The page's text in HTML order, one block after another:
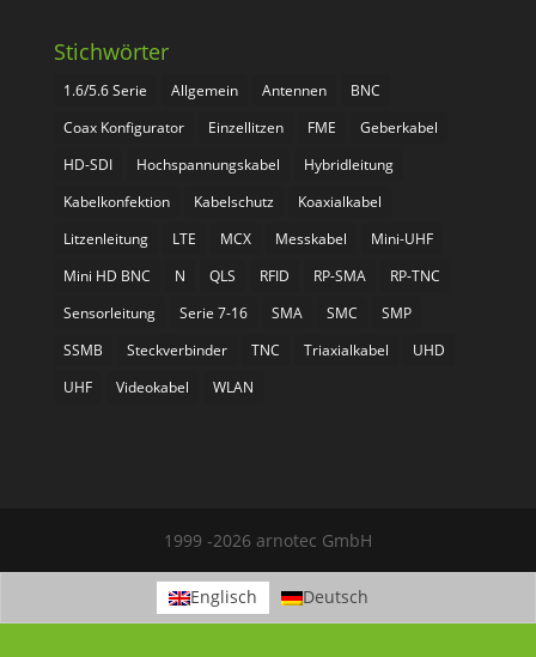
Stichwörter
1.6/5.6 Serie Allgemein Antennen
BNC
Coax Konfigurator
Einzellitzen FME
Geberkabel
HD-SDI
Hochspannungskabel
Hybridleitung
Kabelkonfektion
Kabelschutz
Koaxialkabel
Litzenleitung
LTE MCX Messkabel
Mini-UHF
Mini HD BNC
N QLS RFID RP-SMA
RP-TNC
Sensorleitung
Serie 7-16 SMA SMC
SMP
SSMB
Steckverbinder TNC Triaxialkabel
UHD
UHF
Videokabel WLAN
1999 -2026 arnotec GmbH
Englisch Deutsch